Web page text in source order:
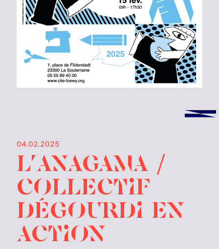
04.02.2025
l’Anagama /
Collectif
Dégourdi en
action